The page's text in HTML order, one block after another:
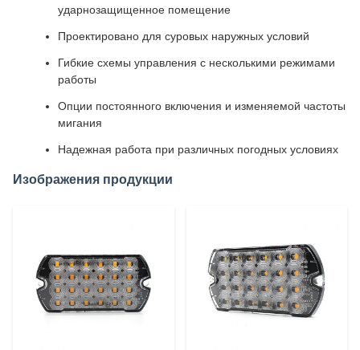
ударнозащищенное помещение
Проектировано для суровых наружных условий
Гибкие схемы управления с несколькими режимами
работы
Опции постоянного включения и изменяемой частоты
мигания
Надежная работа при различных погодных условиях
Изображения продукции